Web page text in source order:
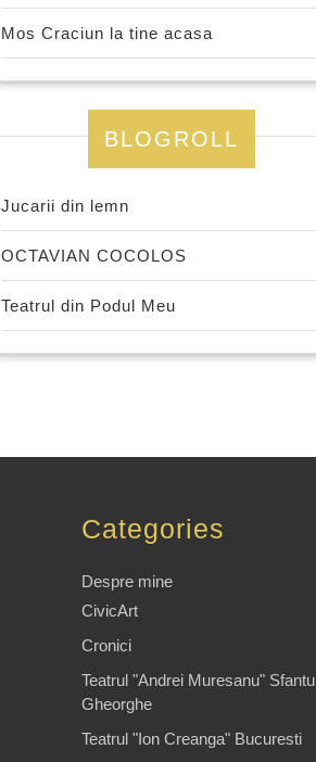
Mos Craciun la tine acasa
BLOGROLL
Jucarii din lemn
OCTAVIAN COCOLOS
Teatrul din Podul Meu
Categories
Despre mine
CivicArt
Cronici
Teatrul "Andrei Muresanu" Sfantu
Gheorghe
Teatrul "Ion Creanga" Bucuresti